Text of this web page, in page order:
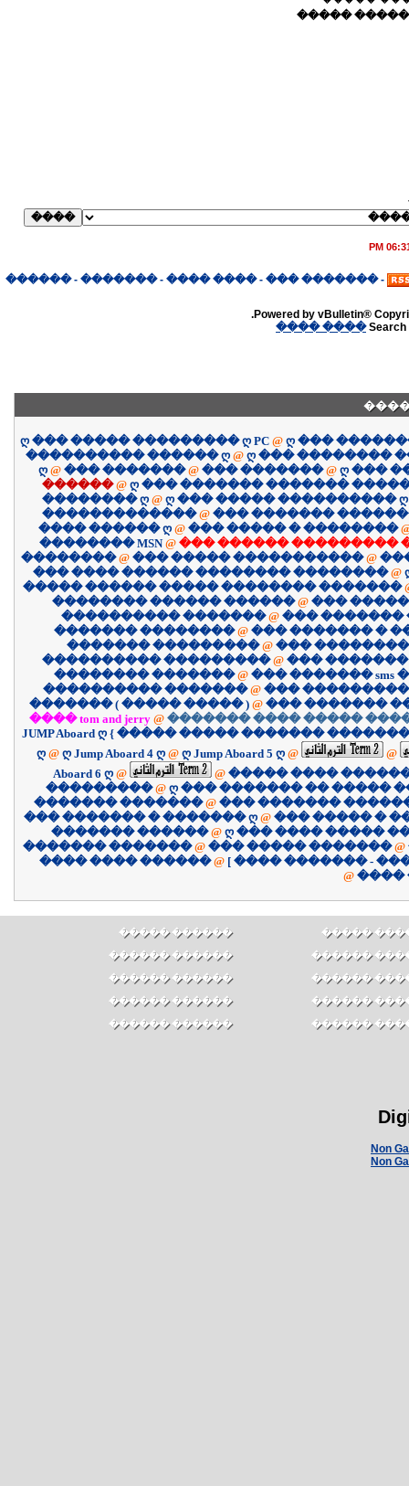
����� ����
06:31
-
������� ���
-
���� ����
-
�������
-
������
Powered by vBulletin®
Search
���� ����
ღ ��� ����� ��������� ღ PC @ ღ ���
���������� ������ ღ @ ღ ��� ��������
ღ @ ��� ������� @ ��� ������� @ ღ ���
������ @ ღ ��� ������� �������
�������� ღ @ ღ ��� ����� ���������� ღ
������������� @ ��� �������
���� ������ ღ @ ��� ����� � ��������
�������� MSN @ ��� ������ ���������
�������� @ ��� ����� ����������� @
��� ���� ������ �������� �������� @
����� ������ ����� �������� �������
�������� ������ ������ @ ���
���������� ������� @ ��� �������
������� �������� @ ��� ������� �
������� ��������� @ ���
���������� ��������� @ ���
�������� ������� @ ��� ������� sms �
���������� ������� @ ���
������� ( ����� ����� ) @ ��� �������
���� tom and jerry @ ������� ���� �����
JUMP Aboard ღ { ����� ����� �������
ღ @ ღ Jump Aboard 4 ღ @ ღ Jump Aboard 5 ღ @
@
Aboard 6 ღ @ @ ����� ����
��������� @ ღ ��� ������� �� �����
������� ������� @ ��� �������
��� ������� � ������� ღ @ ��� ����� �
������� ������ @ ღ ��� ���� �����
������� ������� @ ��� ����� ������� @
@
������ ���� ����
@
������ �����
������ ������
������ ������
������ ������
������ ������
������
������
������
������
������
Non
Non